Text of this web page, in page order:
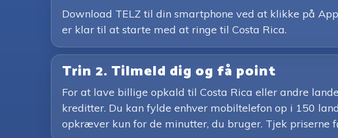
Download TELZ til din smartphone ved at klikke på
er klar til at starte med at ringe til Costa Rica.
Trin 2. Tilmeld dig og få point
For at lave billige opkald til Costa Rica eller andre
kreditter. Du kan fylde enhver mobiltelefon op i 150
opkræver kun for de minutter, du bruger. Tjek priserne